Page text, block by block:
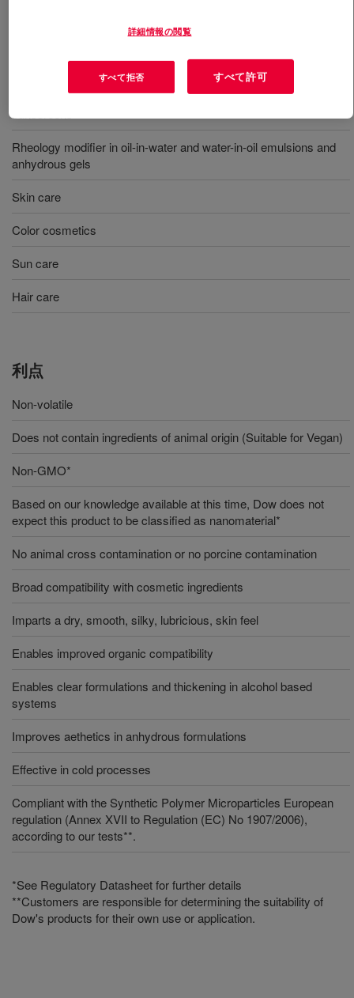
Delivery aid for lipophilic actives, including vitamins and
Rheology modifier in oil-in-water and water-in-oil emulsions and
anhydrous gels
Skin care
Color cosmetics
Sun care
Hair care
利点
Non-volatile
Does not contain ingredients of animal origin (Suitable for Vegan)
Non-GMO*
Based on our knowledge available at this time, Dow does not
expect this product to be classified as nanomaterial*
No animal cross contamination or no porcine contamination
Broad compatibility with cosmetic ingredients
Imparts a dry, smooth, silky, lubricious, skin feel
Enables improved organic compatibility
Enables clear formulations and thickening in alcohol based
systems
Improves aethetics in anhydrous formulations
Effective in cold processes
Compliant with the Synthetic Polymer Microparticles European
regulation (Annex XVII to Regulation (EC) No 1907/2006),
according to our tests**.
*See Regulatory Datasheet for further details
**Customers are responsible for determining the suitability of
Dow's products for their own use or application.
詳細情報の閲覧
すべて拒否 すべて許可